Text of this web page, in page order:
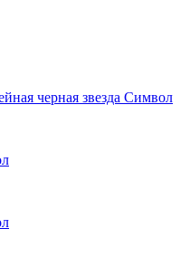
черная звезда Символ